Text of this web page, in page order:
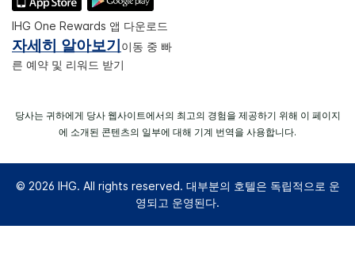
IHG One Rewards 앱 다운로드
자세히 알아보기 이동 중 빠
른 예약 및 리워드 받기
당사는 귀하에게 당사 웹사이트에서의 최고의 경험을 제공하기 위해 이 페이지
에 소개된 콘텐츠의 일부에 대해 기계 번역을 사용합니다.
© 2026 IHG. All rights reserved. 대부분의 호텔은 독립적으로 운
영되고 운영된다.
Select